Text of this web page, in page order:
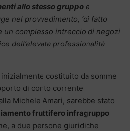
allo stesso gruppo e
nel provvedimento, ‘di fatto
un complesso intreccio di negozi
dell’elevata professionalità
costituito da somme
di conto corrente
Michele Amari, sarebbe stato
fruttifero infragruppo
a due persone giuridiche